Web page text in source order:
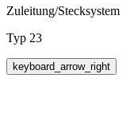
Zuleitung/Stecksystem
Typ 23
keyboard_arrow_right